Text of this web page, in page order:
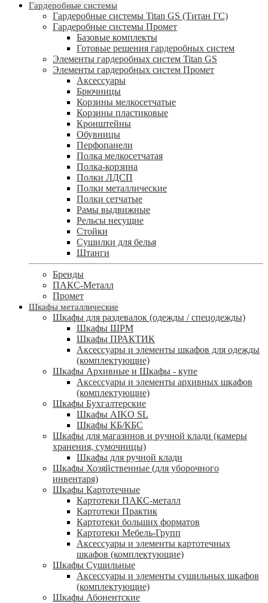
Гардеробные системы
Гардеробные системы Titan GS (Титан ГС)
Гардеробные системы Промет
Базовые комплекты
Готовые решения гардеробных систем
Элементы гардеробных систем Titan GS
Элементы гардеробных систем Промет
Аксессуары
Брючницы
Корзины мелкосетчатые
Корзины пластиковые
Кронштейны
Обувницы
Перфопанели
Полка мелкосетчатая
Полка-корзина
Полки ЛДСП
Полки металлические
Полки сетчатые
Рамы выдвижные
Рельсы несущие
Стойки
Сушилки для белья
Штанги
Бренды
ПАКС-Металл
Промет
Шкафы металлические
Шкафы для раздевалок (одежды / спецодежды)
Шкафы ШРМ
Шкафы ПРАКТИК
Аксессуары и элементы шкафов для одежды
(комплектующие)
Шкафы Архивные и Шкафы - купе
Аксессуары и элементы архивных шкафов
(комплектующие)
Шкафы Бухгалтерские
Шкафы AIKO SL
Шкафы КБ/КБС
Шкафы для магазинов и ручной клади (камеры
хранения, сумочницы)
Шкафы для ручной клади
Шкафы Хозяйственные (для уборочного
инвентаря)
Шкафы Картотечные
Картотеки ПАКС-металл
Картотеки Практик
Картотеки больших форматов
Картотеки Мебель-Групп
Аксессуары и элементы картотечных
шкафов (комплектующие)
Шкафы Сушильные
Аксессуары и элементы сушильных шкафов
(комплектующие)
Шкафы Абонентские